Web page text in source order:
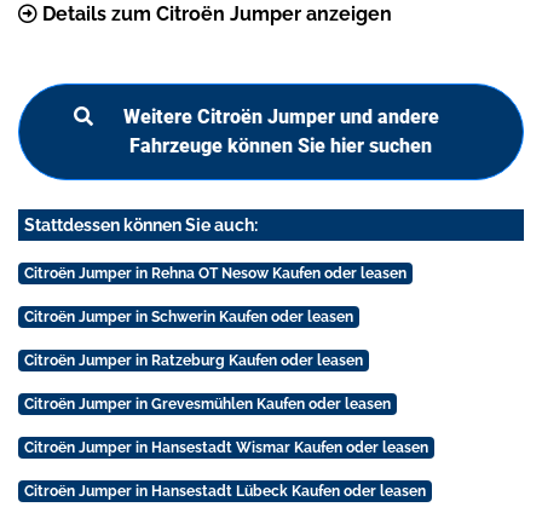
Details zum Citroën Jumper anzeigen
Weitere Citroën Jumper und andere
Fahrzeuge können Sie hier suchen
Stattdessen können Sie auch:
Citroën Jumper in Rehna OT Nesow Kaufen oder leasen
Citroën Jumper in Schwerin Kaufen oder leasen
Citroën Jumper in Ratzeburg Kaufen oder leasen
Citroën Jumper in Grevesmühlen Kaufen oder leasen
Citroën Jumper in Hansestadt Wismar Kaufen oder leasen
Citroën Jumper in Hansestadt Lübeck Kaufen oder leasen